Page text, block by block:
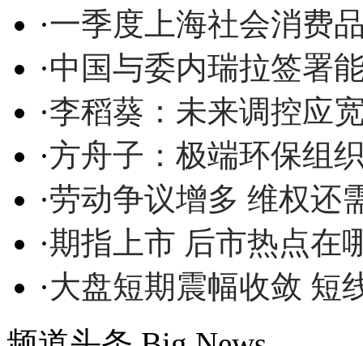
·一季度上海社会消费
·中国与委内瑞拉签署
·李稻葵：未来调控应
·方舟子：极端环保组
·劳动争议增多 维权还
·期指上市 后市热点在
·大盘短期震幅收敛 短